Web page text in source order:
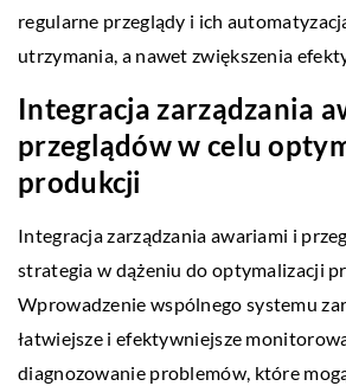
regularne przeglądy i ich
utrzymania, a nawet zwiększenia
Integracja zarządzania
przeglądów w celu
produkcji
Integracja zarządzania awariami i
strategia w dążeniu do optymalizacji
Wprowadzenie wspólnego systemu
łatwiejsze i efektywniejsze
diagnozowanie problemów, które